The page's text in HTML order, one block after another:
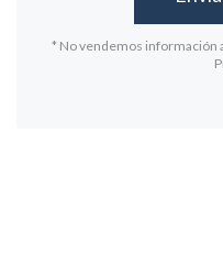
* No vendemos información